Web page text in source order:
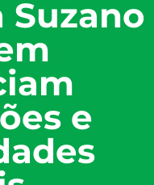
Suzano
e